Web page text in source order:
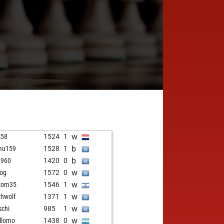
1524 1 w
1528 1 b
1420 0 b
1572 0 w
1546 1 w
1371 1 w
985 1 w
1438 0 w